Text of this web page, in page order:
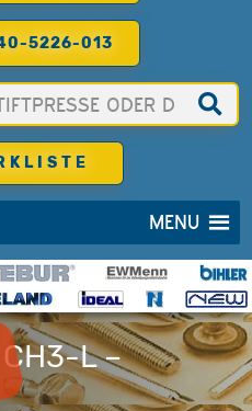
5226-013
MENU
L –